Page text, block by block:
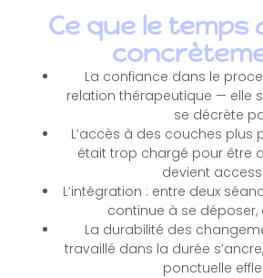
Ce que le
La confiance dans le
relation thérapeutique — elle
se décrète
L’accès à des couches plus
était trop chargé pour être
devient
L’intégration : entre deux
continue à se déposer,
La durabilité des
travaillé dans la durée
ponctuelle